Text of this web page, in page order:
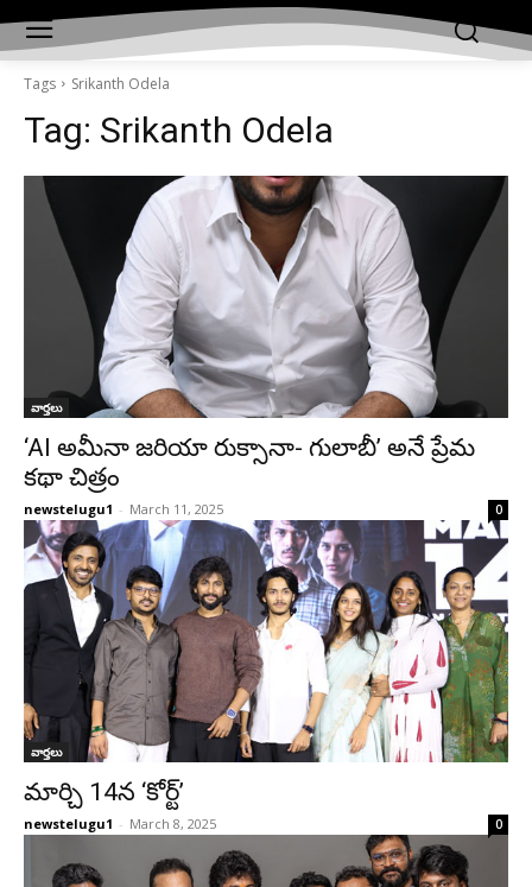
Tags Srikanth Odela
Tag: Srikanth Odela
వార్తలు
‘Al అమీనా జరియా రుక్సానా- గులాబీ’ అనే ప్రేమ
కథా చిత్రం
newstelugu1 - March 11, 2025 0
వార్తలు
మార్చి 14న ‘కోర్ట్’
newstelugu1 - March 8, 2025 0